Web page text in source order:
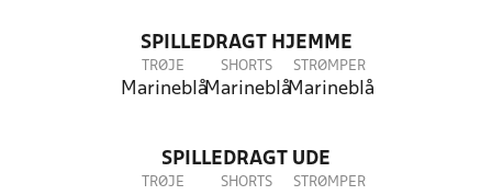
SPILLEDRAGT HJEMME
TRØJE
Marineblå
SHORTS
Marineblå
STRØMPER
Marineblå
SPILLEDRAGT UDE
TRØJE SHORTS STRØMPER